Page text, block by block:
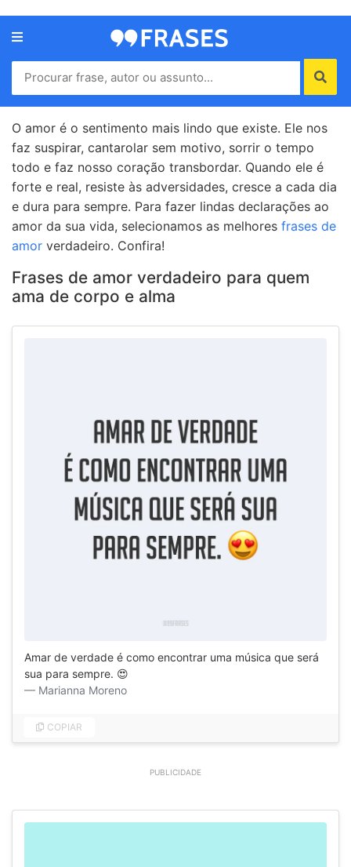
Menu
Home
Autores
Termos
de
uso
Contato
O amor é o sentimento mais lindo que existe. Ele nos
faz suspirar, cantarolar sem motivo, sorrir o tempo
todo e faz nosso coração transbordar. Quando ele é
forte e real, resiste às adversidades, cresce a cada dia
e dura para sempre. Para fazer lindas declarações ao
amor da sua vida, selecionamos as melhores frases de
amor verdadeiro. Confira!
Frases de amor verdadeiro para quem
ama de corpo e alma
Amar de verdade é como encontrar uma música que será
sua para sempre. 😍
Marianna Moreno
COPIAR
PUBLICIDADE